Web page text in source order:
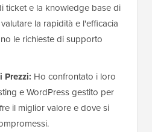
ticket e la knowledge base di
la rapidità e l'efficacia
le richieste di supporto
Prezzi: Ho confrontato i loro
e WordPress gestito per
il miglior valore e dove si